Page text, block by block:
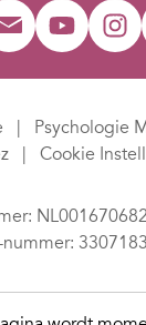
Psychologie
Cookie
nummer: